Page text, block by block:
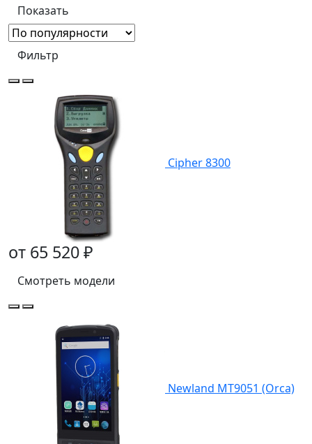
Фильтр
Cipher 8300
от 65 520 ₽
Смотреть модели
Newland MT9051 (Orca)